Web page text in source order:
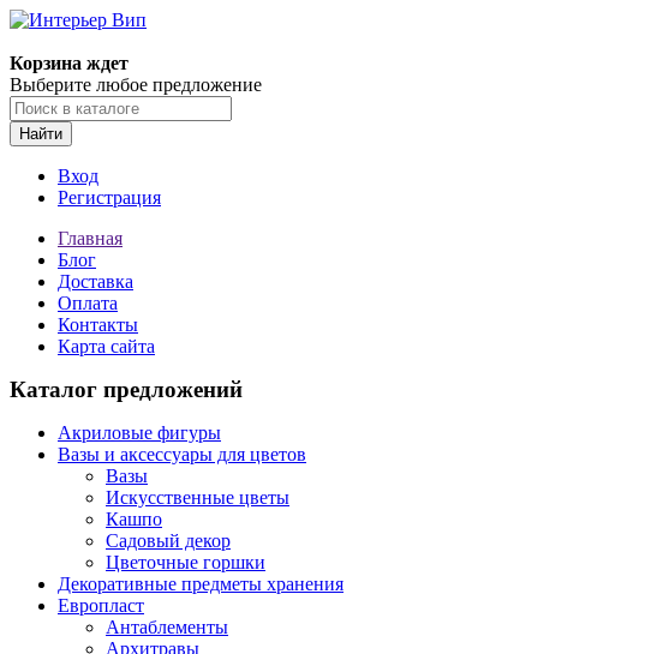
Корзина ждет
Выберите любое предложение
Найти
Вход
Регистрация
Главная
Блог
Доставка
Оплата
Контакты
Карта сайта
Каталог предложений
Акриловые фигуры
Вазы и аксессуары для цветов
Вазы
Искусственные цветы
Кашпо
Садовый декор
Цветочные горшки
Декоративные предметы хранения
Европласт
Антаблементы
Архитравы